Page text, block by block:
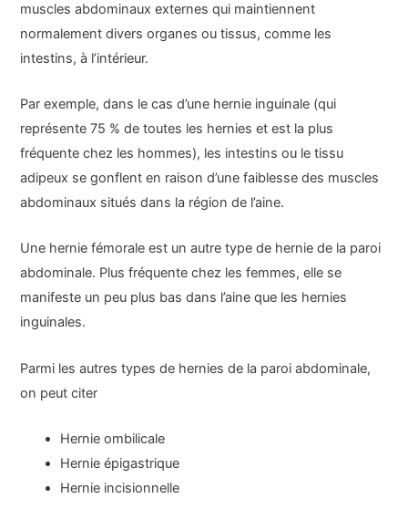
muscles abdominaux externes qui maintiennent
normalement divers organes ou tissus, comme les
intestins, à l’intérieur.
Par exemple, dans le cas d’une hernie inguinale (qui
représente 75 % de toutes les hernies et est la plus
fréquente chez les hommes), les intestins ou le tissu
adipeux se gonflent en raison d’une faiblesse des muscles
abdominaux situés dans la région de l’aine.
Une hernie fémorale est un autre type de hernie de la paroi
abdominale. Plus fréquente chez les femmes, elle se
manifeste un peu plus bas dans l’aine que les hernies
inguinales.
Parmi les autres types de hernies de la paroi abdominale,
on peut citer
Hernie ombilicale
Hernie épigastrique
Hernie incisionnelle